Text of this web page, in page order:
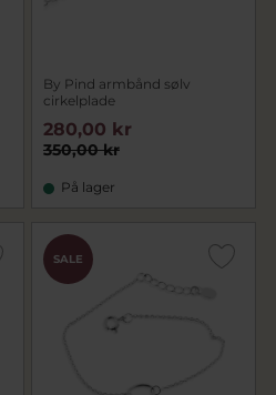
By Pind armbånd sølv
cirkelplade
350,00 kr
280,00 kr
På lager
SALE